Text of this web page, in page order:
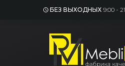
БЕЗ ВЫХОДНЫХ 9:00 -